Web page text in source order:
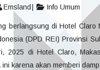
Emsland Info Umum
berlangsung di Hotel Claro
(DPD REI) Provinsi
2025 di Hotel Claro,
karena akan memberi